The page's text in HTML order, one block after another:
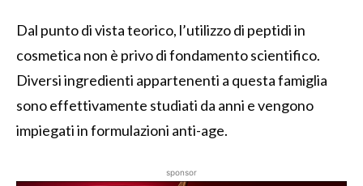
Dal punto di vista teorico, l’utilizzo di peptidi in
cosmetica non è privo di fondamento scientifico.
Diversi ingredienti appartenenti a questa famiglia
sono effettivamente studiati da anni e vengono
impiegati in formulazioni anti-age.
sponsor